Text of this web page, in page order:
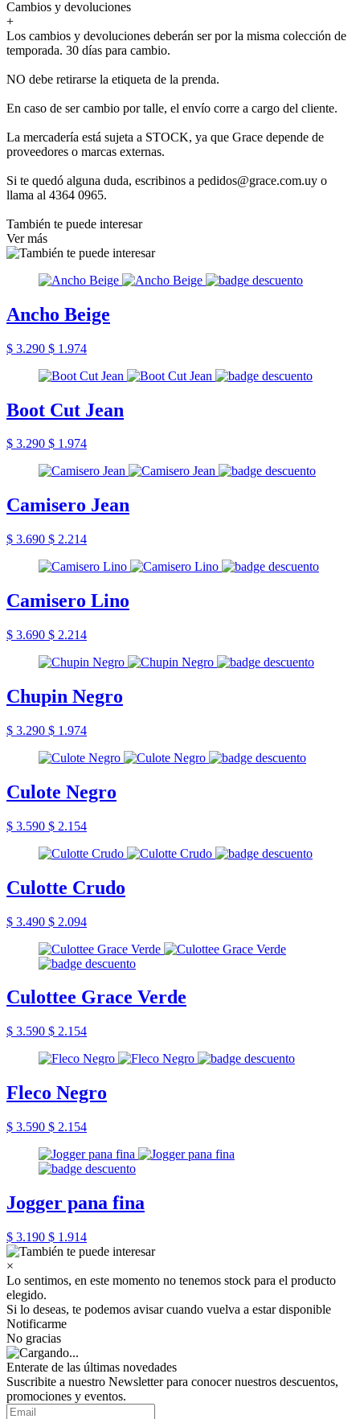
Cambios y devoluciones
+
Los cambios y devoluciones deberán ser por la misma colección de
temporada. 30 días para cambio.
NO debe retirarse la etiqueta de la prenda.
En caso de ser cambio por talle, el envío corre a cargo del cliente.
La mercadería está sujeta a STOCK, ya que Grace depende de
proveedores o marcas externas.
Si te quedó alguna duda, escribinos a pedidos@grace.com.uy o
llama al 4364 0965.
También te puede interesar
Ver más
Ancho Beige
$ 3.290 $ 1.974
Boot Cut Jean
$ 3.290 $ 1.974
Camisero Jean
$ 3.690 $ 2.214
Camisero Lino
$ 3.690 $ 2.214
Chupin Negro
$ 3.290 $ 1.974
Culote Negro
$ 3.590 $ 2.154
Culotte Crudo
$ 3.490 $ 2.094
Culottee Grace Verde
$ 3.590 $ 2.154
Fleco Negro
$ 3.590 $ 2.154
Jogger pana fina
$ 3.190 $ 1.914
×
Lo sentimos, en este momento no tenemos stock para el producto
elegido.
Si lo deseas, te podemos avisar cuando vuelva a estar disponible
Notificarme
No gracias
Enterate de las últimas novedades
Suscribite a nuestro Newsletter para conocer nuestros descuentos,
promociones y eventos.